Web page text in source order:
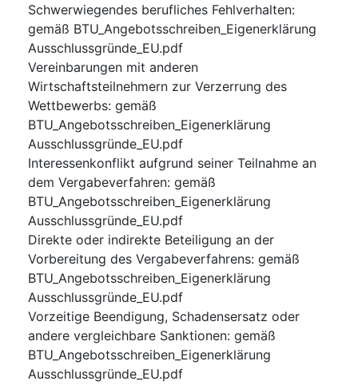
Schwerwiegendes berufliches Fehlverhalten:
gemäß BTU_Angebotsschreiben_Eigenerklärung
Ausschlussgründe_EU.pdf
Vereinbarungen mit anderen
Wirtschaftsteilnehmern zur Verzerrung des
Wettbewerbs: gemäß
BTU_Angebotsschreiben_Eigenerklärung
Ausschlussgründe_EU.pdf
Interessenkonflikt aufgrund seiner Teilnahme an
dem Vergabeverfahren: gemäß
BTU_Angebotsschreiben_Eigenerklärung
Ausschlussgründe_EU.pdf
Direkte oder indirekte Beteiligung an der
Vorbereitung des Vergabeverfahrens: gemäß
BTU_Angebotsschreiben_Eigenerklärung
Ausschlussgründe_EU.pdf
Vorzeitige Beendigung, Schadensersatz oder
andere vergleichbare Sanktionen: gemäß
BTU_Angebotsschreiben_Eigenerklärung
Ausschlussgründe_EU.pdf